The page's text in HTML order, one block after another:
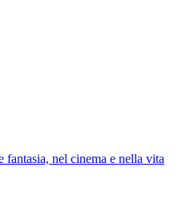
nel cinema e nella vita